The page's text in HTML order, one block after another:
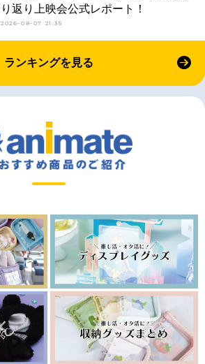
り返り上映会公式レポート！
2026-08-07 21:35
ランキングを見る